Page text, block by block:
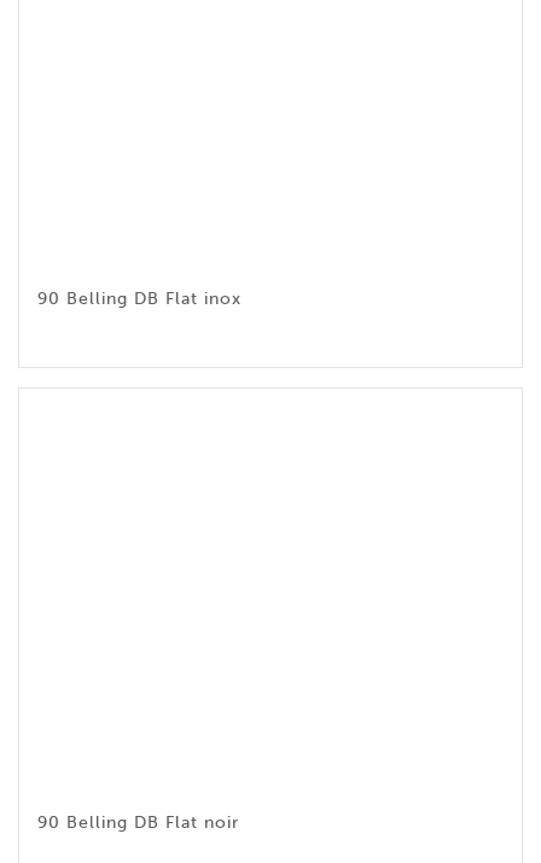
90 Belling DB Flat inox
90 Belling DB Flat noir